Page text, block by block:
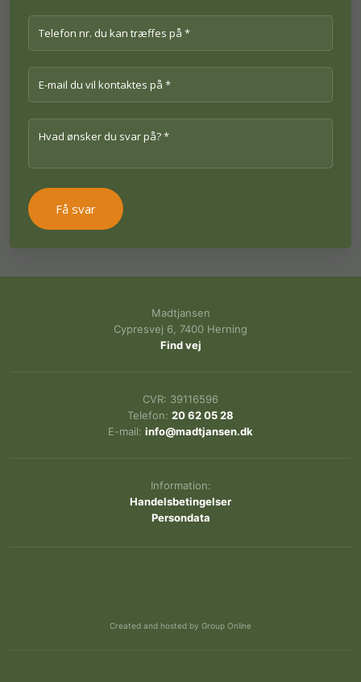
Madtjansen
Cypresvej 6, 7400 Herning
Find vej
CVR: ​39116596
Telefon: 20 62 05 28​
E-mail: info@madtjansen.dk
Information:
Handelsbetingelser
Persondata
Created and hosted by Group Online